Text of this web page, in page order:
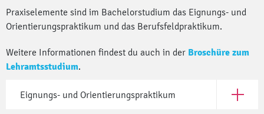
Praxiselemente sind im Bachelorstudium das Eignungs- und
Orientierungspraktikum und das Berufsfeldpraktikum.
Weitere Informationen findest du auch in der Broschüre zum
Lehramtsstudium.
Eignungs- und Orientierungspraktikum Open